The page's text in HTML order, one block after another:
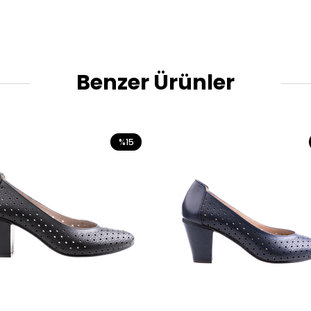
Benzer Ürünler
%15